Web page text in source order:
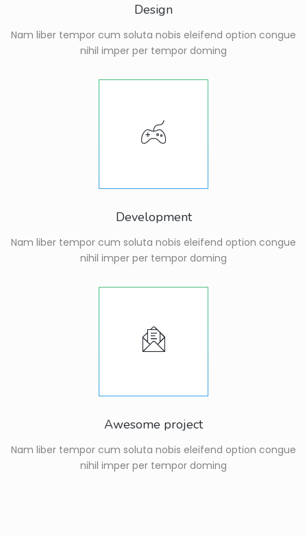
Design
Nam liber tempor cum soluta nobis eleifend option congue
nihil imper per tempor doming
Development
Nam liber tempor cum soluta nobis eleifend option congue
nihil imper per tempor doming
Awesome project
Nam liber tempor cum soluta nobis eleifend option congue
nihil imper per tempor doming